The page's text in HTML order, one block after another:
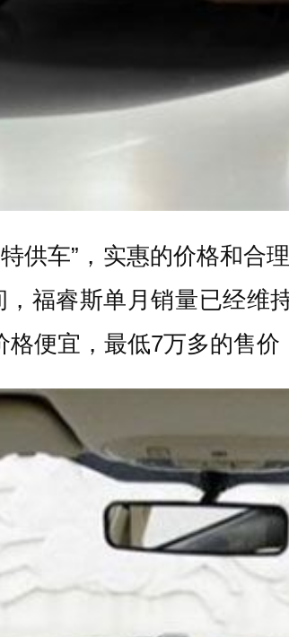
供车”，实惠的价格和合
福睿斯单月销量已经维
便宜，最低7万多的售价